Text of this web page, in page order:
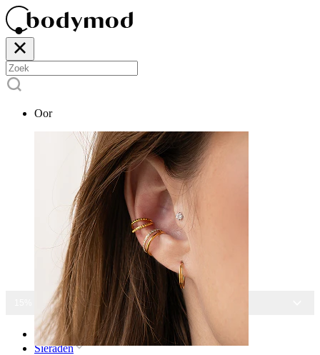
Oor
15% KORTING OP ALLE SIERADEN
Home
Sieraden